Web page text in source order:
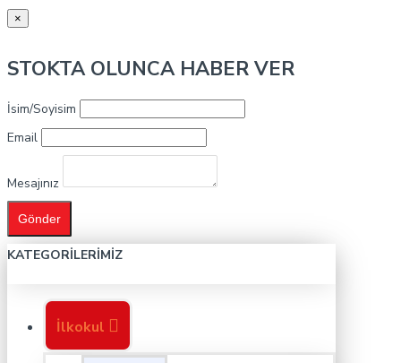
×
STOKTA OLUNCA HABER VER
İsim/Soyisim
Email
Mesajınız
Gönder
KATEGORILERIMIZ
İlkokul